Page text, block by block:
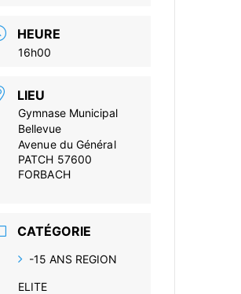
HEURE
16h00
LIEU
Gymnase Municipal
Bellevue
Avenue du Général
PATCH 57600
FORBACH
CATÉGORIE
-15 ANS REGION
ELITE